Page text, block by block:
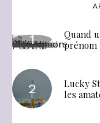
Quand
prénom
Lucky
les